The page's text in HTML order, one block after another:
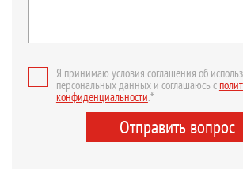
Я принимаю условия соглашения об
персональных данных и соглашаюсь с
конфиденциальности.*
Отправить вопрос